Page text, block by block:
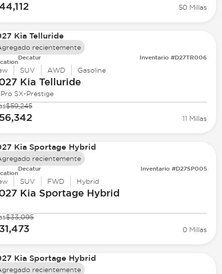
50 Millas
Decatur Inventario #D27TR006
SUV AWD Gasoline
Kia Telluride
SX-Prestige
$59,245
11 Millas
recientemente
Decatur Inventario #D27SP005
SUV FWD Hybrid
Kia Sportage Hybrid
$33,095
0 Millas
recientemente
recientemente